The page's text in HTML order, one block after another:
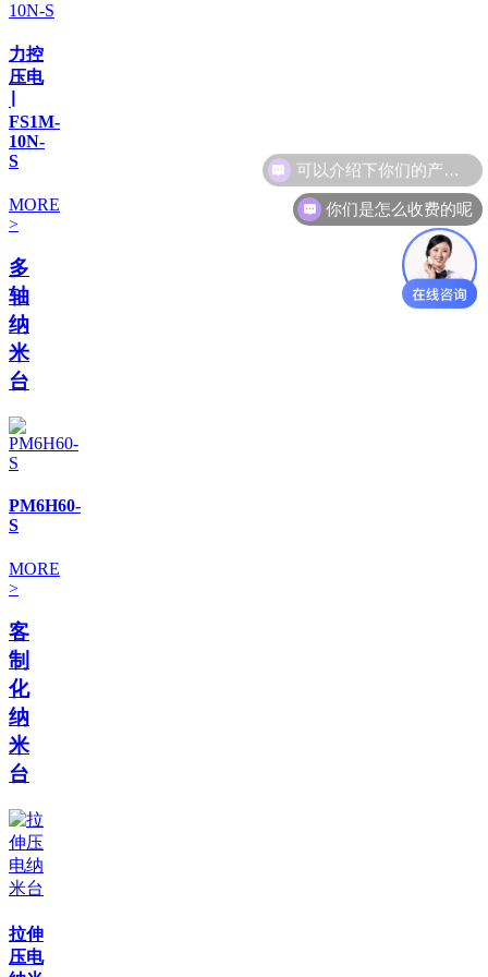
力控
压电
FS1M-
10N-
S
MORE
>
多
轴
纳
米
台
PM6H60-
S
MORE
>
客
制
化
纳
米
台
拉伸
压电
你们是怎么收费的呢